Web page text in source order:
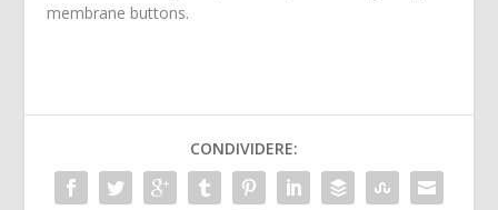
membrane buttons.
CONDIVIDERE: